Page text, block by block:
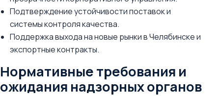
Подтверждение устойчивости поставок и
системы контроля качества.
Поддержка выхода на новые рынки в Челябинске и
экспортные контракты.
Нормативные требования и
ожидания надзорных органов